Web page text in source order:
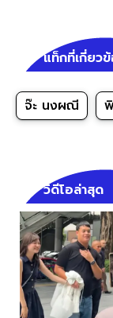
แท็กที่เกี่ยว
จ๊ะ นงผณี
วิดีโอล่าสุด